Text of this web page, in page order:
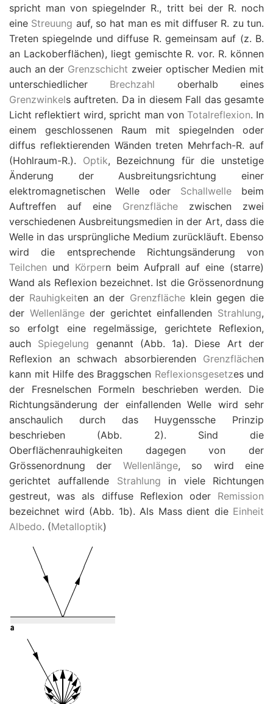
spricht man von spiegelnder R., tritt bei der R. noch
eine Streuung auf, so hat man es mit diffuser R. zu tun.
Treten spiegelnde und diffuse R. gemeinsam auf (z. B.
an Lackoberflächen), liegt gemischte R. vor. R. können
auch an der Grenzschicht zweier optischer Medien mit
unterschiedlicher Brechzahl oberhalb eines
Grenzwinkels auftreten. Da in diesem Fall das gesamte
Licht reflektiert wird, spricht man von Totalreflexion. In
einem geschlossenen Raum mit spiegelnden oder
diffus reflektierenden Wänden treten Mehrfach-R. auf
(Hohlraum-R.). Optik, Bezeichnung für die unstetige
Änderung der Ausbreitungsrichtung einer
elektromagnetischen Welle oder Schallwelle beim
Auftreffen auf eine Grenzfläche zwischen zwei
verschiedenen Ausbreitungsmedien in der Art, dass die
Welle in das ursprüngliche Medium zurückläuft. Ebenso
wird die entsprechende Richtungsänderung von
Teilchen und Körpern beim Aufprall auf eine (starre)
Wand als Reflexion bezeichnet. Ist die Grössenordnung
der Rauhigkeiten an der Grenzflächeklein gegen die
der Wellenlängeder gerichtet einfallenden Strahlung,
so erfolgt eine regelmässige, gerichtete Reflexion,
auch Spiegelung genannt (Abb. 1a). Diese Art der
Reflexion an schwach absorbierenden Grenzflächen
kann mit Hilfe des Braggschen Reflexionsgesetzes und
der Fresnelschen Formeln beschrieben werden. Die
Richtungsänderung der einfallenden Welle wird sehr
anschaulich durch das Huygenssche Prinzip
beschrieben (Abb. 2). Sind die
Oberflächenrauhigkeiten dagegen von der
Grössenordnung der Wellenlänge, so wird eine
gerichtet auffallende Strahlung in viele Richtungen
gestreut, was als diffuse Reflexion oder Remission
bezeichnet wird (Abb. 1b). Als Mass dient die Einheit
Albedo. (Metalloptik)